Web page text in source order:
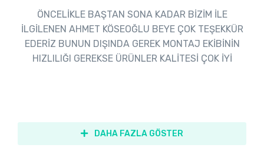
ÖNCELİKLE BAŞTAN SONA KADAR BİZİM İLE
İLGİLENEN AHMET KÖSEOĞLU BEYE ÇOK TEŞEKKÜR
EDERİZ BUNUN DIŞINDA GEREK MONTAJ EKİBİNİN
HIZLILIĞI GEREKSE ÜRÜNLER KALİTESİ ÇOK İYİ
DAHA FAZLA GÖSTER